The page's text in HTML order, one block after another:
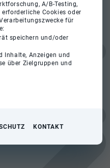
A/B-Testing,
Cookies oder
für
speichern und/oder
Inhalte, Anzeigen und
über Zielgruppen und
KONTAKT